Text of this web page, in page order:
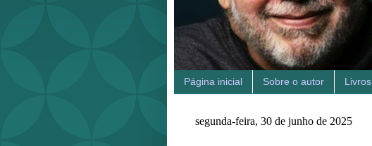
Página inicial Sobre o autor Livros
segunda-feira, 30 de junho de 2025